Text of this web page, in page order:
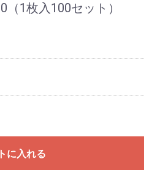
1枚入100セット）
に入れる